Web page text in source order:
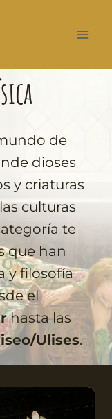
de
dioses
y criaturas
culturas
te
que han
y filosofía
el
hasta las
Ulises.